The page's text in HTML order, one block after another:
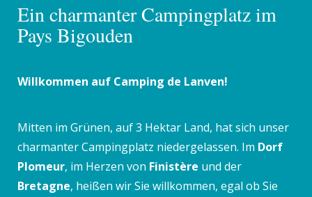
Ein charmanter Campingplatz im
Pays Bigouden
Willkommen auf Camping de Lanven!
Mitten im Grünen, auf 3 Hektar Land, hat sich unser
charmanter Campingplatz niedergelassen. Im Dorf
Plomeur, im Herzen von Finistère und der
Bretagne, heißen wir Sie willkommen, egal ob Sie